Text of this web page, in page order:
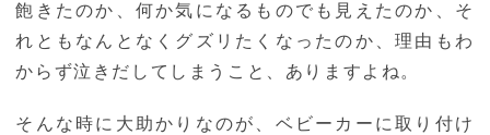
飽きたのか、何か気になるものでも見えたのか、そ
れともなんとなくグズリたくなったのか、理由もわ
からず泣きだしてしまうこと、ありますよね。
そんな時に大助かりなのが、ベビーカーに取り付け